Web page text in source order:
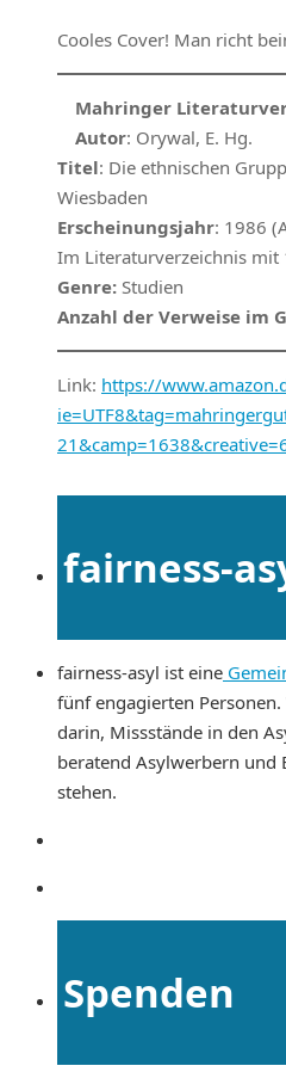
Cooles Cover! Man richt
Mahringer
Autor: Orywal, E. Hg.
Titel: Die ethnischen
Wiesbaden
Erscheinungsjahr: 1986
Im Literaturverzeichnis mit
Genre: Studien
Anzahl der Verweise im
Link: https://
fairness-
fairness-asyl ist eine
fünf engagierten
darin, Missstände in den
beratend Asylwerbern und
stehen.
Spenden